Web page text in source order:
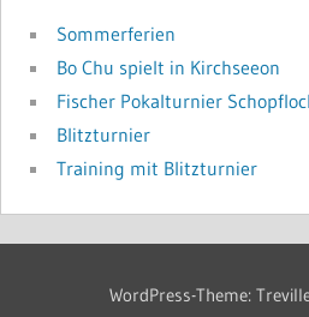
Sommerferien
Bo Chu spielt in Kirchseeon
Fischer Pokalturnier
Blitzturnier
Training mit Blitzturnier
WordPress-Theme: